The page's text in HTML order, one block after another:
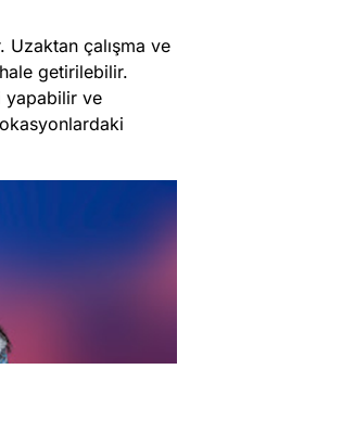
Uzaktan çalışma ve
getirilebilir.
yapabilir ve